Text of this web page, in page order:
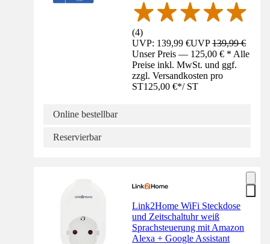
(4)
UVP: 139,99 €UVP139,99 €
Unser Preis — 125,00 € * Alle
Preise inkl. MwSt. und ggf.
zzgl. Versandkosten pro
ST125,00 €*/ ST
Online bestellbar
Reservierbar
Link2Home WiFi Steckdose
und Zeitschaltuhr weiß
Sprachsteuerung mit Amazon
Alexa + Google Assistant